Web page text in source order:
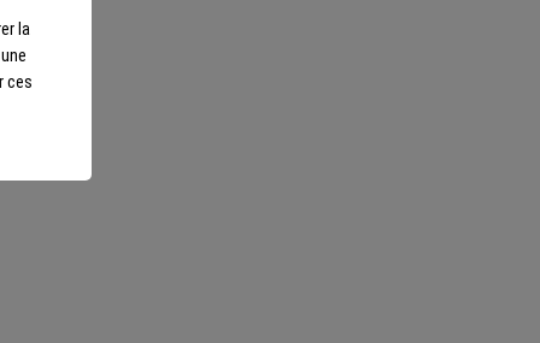
écoute
sur-mesure et repartez
la
ces